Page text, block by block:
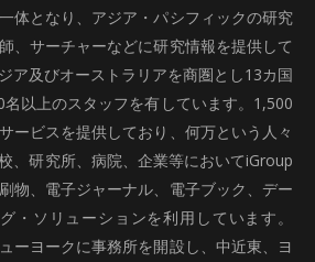
体となり、アジア・パシフィックの研究
、サーチャーなどに研究情報を提供して
ア及びオーストラリアを商圏とし13カ国
以上のスタッフを有しています。1,500
ービスを提供しており、何万という人々
、研究所、病院、企業等においてiGroup
物、電子ジャーナル、電子ブック、デー
・ソリューションを利用しています。
ーヨークに事務所を開設し、中近東、ヨ